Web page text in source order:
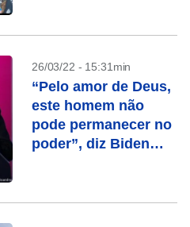
26/03/22 - 15:31min
“Pelo amor de Deus,
este homem não
pode permanecer no
poder”, diz Biden